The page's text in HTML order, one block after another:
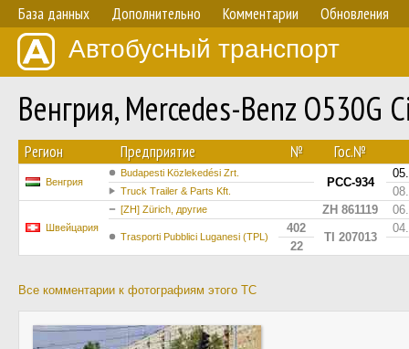
База данных Дополнительно Комментарии Обновления
Автобусный транспорт
Венгрия, Mercedes-Benz O530G
Регион Предприятие № Гос.№
Венгрия
Budapesti Közlekedési Zrt.
PCC-934
Truck Trailer & Parts Kft.
Швейцария
[ZH] Zürich, другие ZH 861119
Trasporti Pubblici Luganesi (TPL)
402
TI 207013
22
Все комментарии к фотографиям этого ТС